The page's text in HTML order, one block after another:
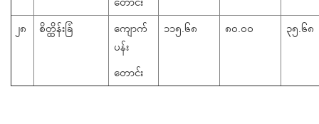
၂၈ စိတ္ထိန်းခြံ
​ကျောက်
ပန်း
တောင်း
၁၁၅.၆၈ ၈၀.၀၀ ၃၅.၆၈